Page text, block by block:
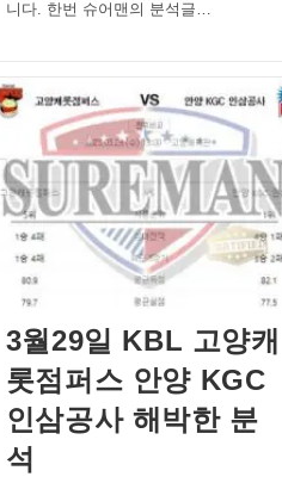
니다. 한번 슈어맨의 분석글…
3월29일 KBL 고양캐
롯점퍼스 안양 KGC
인삼공사 해박한 분
석